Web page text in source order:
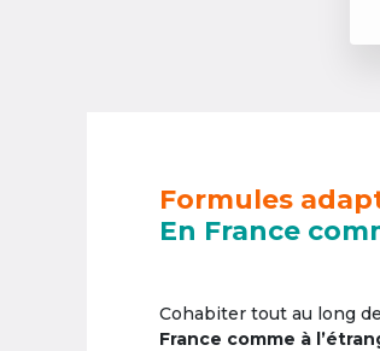
Formules
En France
Cohabiter tout au long
France comme à